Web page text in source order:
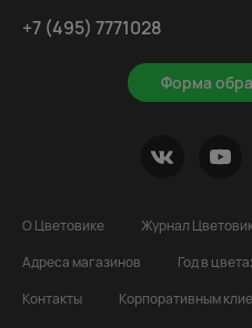
+7 (495) 7771028
Форма
О Цветовике Журнал
Адреса магазинов
Год в
Контакты
Корпоративным